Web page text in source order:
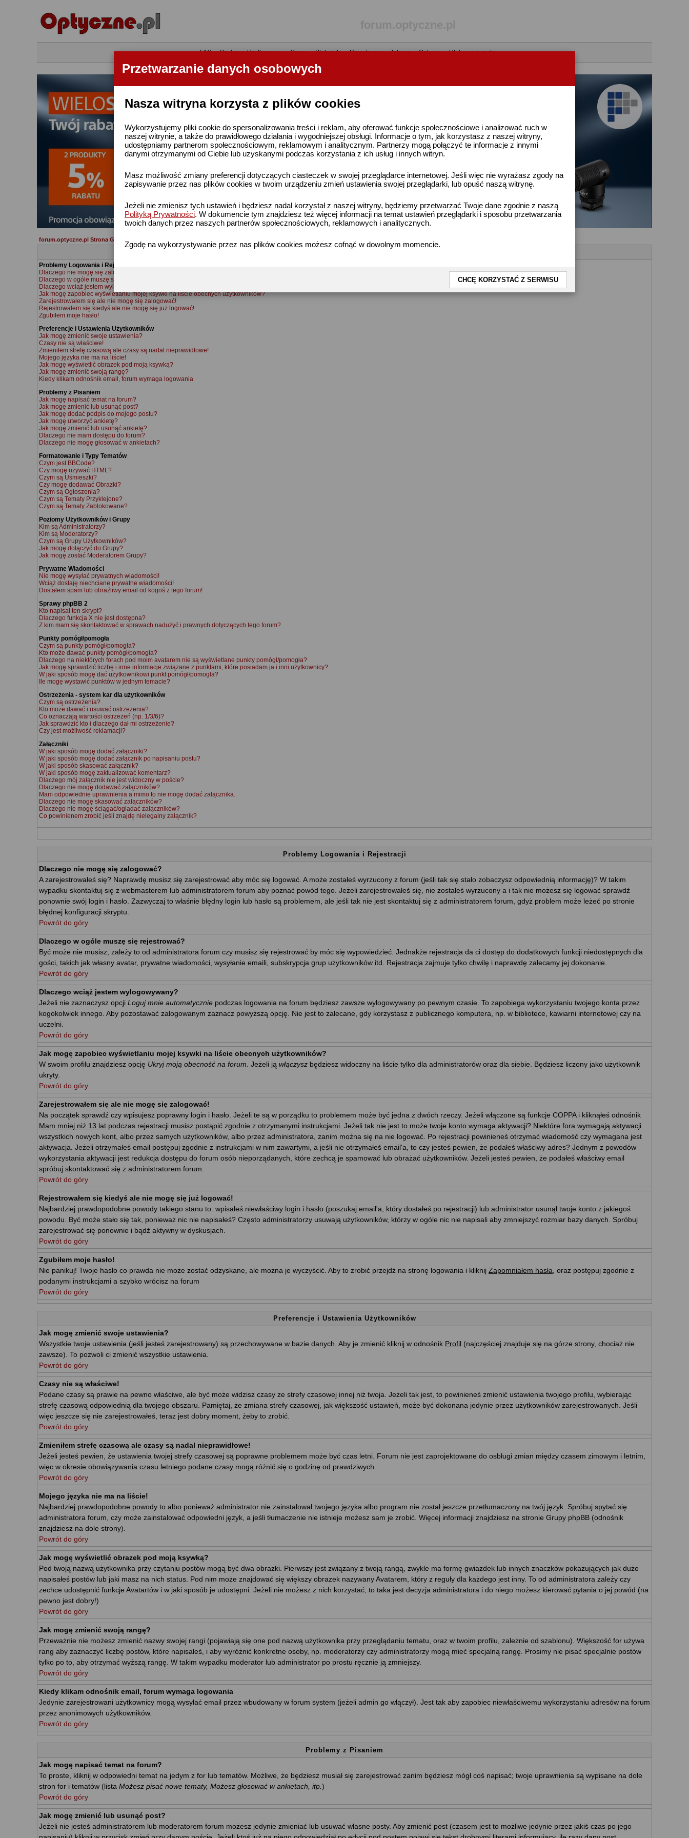
Przetwarzanie danych osobowych
Nasza witryna korzysta z plików cookies
Wykorzystujemy pliki cookie do spersonalizowania treści i reklam, aby oferować funkcje społecznościowe i analizować ruch w
naszej witrynie, a także do prawidłowego działania i wygodniejszej obsługi. Informacje o tym, jak korzystasz z naszej witryny,
udostępniamy partnerom społecznościowym, reklamowym i analitycznym. Partnerzy mogą połączyć te informacje z innymi
danymi otrzymanymi od Ciebie lub uzyskanymi podczas korzystania z ich usług i innych witryn.
Masz możliwość zmiany preferencji dotyczących ciasteczek w swojej przeglądarce internetowej. Jeśli więc nie wyrażasz zgody na
zapisywanie przez nas plików cookies w twoim urządzeniu zmień ustawienia swojej przeglądarki, lub opuść naszą witrynę.
Jeżeli nie zmienisz tych ustawień i będziesz nadal korzystał z naszej witryny, będziemy przetwarzać Twoje dane zgodnie z naszą
Polityką Prywatności. W dokumencie tym znajdziesz też więcej informacji na temat ustawień przeglądarki i sposobu przetwarzania
twoich danych przez naszych partnerów społecznościowych, reklamowych i analitycznych.
Zgodę na wykorzystywanie przez nas plików cookies możesz cofnąć w dowolnym momencie.
CHCĘ KORZYSTAĆ Z SERWISU
•FAQ•Szukaj•Użytkownicy•Grupy•Statystyki•Rejestracja•Zaloguj•Galerie• Ulubione tematy
forum.optyczne.pl Strona Główna
Problemy Logowania i Rejestracji
Dlaczego nie mogę się zalogować?
Dlaczego w ogóle muszę się rejestrować?
Dlaczego wciąż jestem wylogowywany?
Jak mogę zapobiec wyświetlaniu mojej ksywki na liście obecnych użytkowników?
Zarejestrowałem się ale nie mogę się zalogować!
Rejestrowałem się kiedyś ale nie mogę się już logować!
Zgubiłem moje hasło!
Preferencje i Ustawienia Użytkowników
Jak mogę zmienić swoje ustawienia?
Czasy nie są właściwe!
Zmieniłem strefę czasową ale czasy są nadal nieprawidłowe!
Mojego języka nie ma na liście!
Jak mogę wyświetlić obrazek pod moją ksywką?
Jak mogę zmienić swoją rangę?
Kiedy klikam odnośnik email, forum wymaga logowania
Problemy z Pisaniem
Jak mogę napisać temat na forum?
Jak mogę zmienić lub usunąć post?
Jak mogę dodać podpis do mojego postu?
Jak mogę utworzyć ankietę?
Jak mogę zmienić lub usunąć ankietę?
Dlaczego nie mam dostępu do forum?
Dlaczego nie mogę głosować w ankietach?
Formatowanie i Typy Tematów
Czym jest BBCode?
Czy mogę używać HTML?
Czym są Uśmieszki?
Czy mogę dodawać Obrazki?
Czym są Ogłoszenia?
Czym są Tematy Przyklejone?
Czym są Tematy Zablokowane?
Poziomy Użytkowników i Grupy
Kim są Administratorzy?
Kim są Moderatorzy?
Czym są Grupy Użytkowników?
Jak mogę dołączyć do Grupy?
Jak mogę zostać Moderatorem Grupy?
Prywatne Wiadomości
Nie mogę wysyłać prywatnych wiadomości!
Wciąż dostaję niechciane prywatne wiadomości!
Dostałem spam lub obraźliwy email od kogoś z tego forum!
Sprawy phpBB 2
Kto napisał ten skrypt?
Dlaczego funkcja X nie jest dostępna?
Z kim mam się skontaktować w sprawach nadużyć i prawnych dotyczących tego forum?
Punkty pomógł/pomogła
Czym są punkty pomógł/pomogła?
Kto może dawać punkty pomógł/pomogła?
Dlaczego na niektórych forach pod moim avatarem nie są wyświetlane punkty pomógł/pomogła?
Jak mogę sprawdzić liczbę i inne informacje związane z punktami, które posiadam ja i inni użytkownicy?
W jaki sposób mogę dać użytkownikowi punkt pomógł/pomogła?
Ile mogę wystawić punktów w jednym temacie?
Ostrzeżenia - system kar dla użytkowników
Czym są ostrzeżenia?
Kto może dawać i usuwać ostrzeżenia?
Co oznaczają wartości ostrzeżeń (np. 1/3/6)?
Jak sprawdzić kto i dlaczego dał mi ostrzeżenie?
Czy jest możliwość reklamacji?
Załączniki
W jaki sposób mogę dodać załączniki?
W jaki sposób mogę dodać załącznik po napisaniu postu?
W jaki sposób skasować załącznik?
W jaki sposób mogę zaktualizować komentarz?
Dlaczego mój załącznik nie jest widoczny w poście?
Dlaczego nie mogę dodawać załączników?
Mam odpowiednie uprawnienia a mimo to nie mogę dodać załącznika.
Dlaczego nie mogę skasować załączników?
Dlaczego nie mogę ściągać/ogladać załączników?
Co powinienem zrobić jeśli znajdę nielegalny załącznik?
Problemy Logowania i Rejestracji
Dlaczego nie mogę się zalogować?
A zarejestrowałeś się? Naprawdę musisz się zarejestrować aby móc się logować. A może zostałeś wyrzucony z forum (jeśli tak się stało zobaczysz odpowiednią informację)? W takim
wypadku skontaktuj się z webmasterem lub administratorem forum aby poznać powód tego. Jeżeli zarejestrowałeś się, nie zostałeś wyrzucony a i tak nie możesz się logować sprawdź
ponownie swój login i hasło. Zazwyczaj to właśnie błędny login lub hasło są problemem, ale jeśli tak nie jest skontaktuj się z administratorem forum, gdyż problem może leżeć po stronie
błędnej konfiguracji skryptu.
Powrót do góry
Dlaczego w ogóle muszę się rejestrować?
Być może nie musisz, zależy to od administratora forum czy musisz się rejestrować by móc się wypowiedzieć. Jednakże rejestracja da ci dostęp do dodatkowych funkcji niedostępnych dla
gości, takich jak własny avatar, prywatne wiadomości, wysyłanie emaili, subskrypcja grup użytkowników itd. Rejestracja zajmuje tylko chwilę i naprawdę zalecamy jej dokonanie.
Powrót do góry
Dlaczego wciąż jestem wylogowywany?
Jeżeli nie zaznaczysz opcji Loguj mnie automatycznie podczas logowania na forum będziesz zawsze wylogowywany po pewnym czasie. To zapobiega wykorzystaniu twojego konta przez
kogokolwiek innego. Aby pozostawać zalogowanym zaznacz powyższą opcję. Nie jest to zalecane, gdy korzystasz z publicznego komputera, np. w bibliotece, kawiarni internetowej czy na
uczelni.
Powrót do góry
Jak mogę zapobiec wyświetlaniu mojej ksywki na liście obecnych użytkowników?
W swoim profilu znajdziesz opcję Ukryj moją obecność na forum . Jeżeli ją włączysz będziesz widoczny na liście tylko dla administratorów oraz dla siebie. Będziesz liczony jako użytkownik
ukryty.
Powrót do góry
Zarejestrowałem się ale nie mogę się zalogować!
Na początek sprawdź czy wpisujesz poprawny login i hasło. Jeżeli te są w porządku to problemem może być jedna z dwóch rzeczy. Jeżeli włączone są funkcje COPPA i kliknąłeś odnośnik
Mam mniej niż 13 lat podczas rejestracji musisz postąpić zgodnie z otrzymanymi instrukcjami. Jeżeli tak nie jest to może twoje konto wymaga aktywacji? Niektóre fora wymagają aktywacji
wszystkich nowych kont, albo przez samych użytkowników, albo przez administratora, zanim można się na nie logować. Po rejestracji powinieneś otrzymać wiadomość czy wymagana jest
aktywacja. Jeżeli otrzymałeś email postępuj zgodnie z instrukcjami w nim zawartymi, a jeśli nie otrzymałeś email'a, to czy jesteś pewien, że podałeś właściwy adres? Jednym z powodów
wykorzystania aktywacji jest redukcja dostępu do forum osób nieporządanych, które zechcą je spamować lub obrażać użytkowników. Jeżeli jesteś pewien, że podałeś właściwy email
spróbuj skontaktować się z administratorem forum.
Powrót do góry
Rejestrowałem się kiedyś ale nie mogę się już logować!
Najbardziej prawdopodobne powody takiego stanu to: wpisałeś niewłaściwy login i hasło (poszukaj email'a, który dostałeś po rejestracji) lub administrator usunął twoje konto z jakiegoś
powodu. Być może stało się tak, ponieważ nic nie napisałeś? Często administratorzy usuwają użytkowników, którzy w ogóle nic nie napisali aby zmniejszyć rozmiar bazy danych. Spróbuj
zarejestrować się ponownie i bądź aktywny w dyskusjach.
Powrót do góry
Zgubiłem moje hasło!
Nie panikuj! Twoje hasło co prawda nie może zostać odzyskane, ale można je wyczyścić. Aby to zrobić przejdź na stronę logowania i kliknij Zapomniałem hasła , oraz postępuj zgodnie z
podanymi instrukcjami a szybko wrócisz na forum
Powrót do góry
Preferencje i Ustawienia Użytkowników
Jak mogę zmienić swoje ustawienia?
Wszystkie twoje ustawienia (jeśli jesteś zarejestrowany) są przechowywane w bazie danych. Aby je zmienić kliknij w odnośnik Profil (najczęściej znajduje się na górze strony, chociaż nie
zawsze). To pozwoli ci zmienić wszystkie ustawienia.
Powrót do góry
Czasy nie są właściwe!
Podane czasy są prawie na pewno właściwe, ale być może widzisz czasy ze strefy czasowej innej niż twoja. Jeżeli tak jest, to powinieneś zmienić ustawienia twojego profilu, wybierając
strefę czasową odpowiednią dla twojego obszaru. Pamiętaj, że zmiana strefy czasowej, jak większość ustawień, może być dokonana jedynie przez użytkowników zarejestrowanych. Jeśli
więc jeszcze się nie zarejestrowałeś, teraz jest dobry moment, żeby to zrobić.
Powrót do góry
Zmieniłem strefę czasową ale czasy są nadal nieprawidłowe!
Jeżeli jesteś pewien, że ustawienia twojej strefy czasowej są poprawne problemem może być czas letni. Forum nie jest zaprojektowane do osbługi zmian między czasem zimowym i letnim,
więc w okresie obowiązywania czasu letniego podane czasy mogą różnić się o godzinę od prawdziwych.
Powrót do góry
Mojego języka nie ma na liście!
Najbardziej prawdopodobne powody to albo ponieważ administrator nie zainstalował twojego języka albo program nie został jeszcze przetłumaczony na twój język. Spróbuj spytać się
administratora forum, czy może zainstalować odpowiedni język, a jeśli tłumaczenie nie istnieje możesz sam je zrobić. Więcej informacji znajdziesz na stronie Grupy phpBB (odnośnik
znajdziesz na dole strony).
Powrót do góry
Jak mogę wyświetlić obrazek pod moją ksywką?
Pod twoją nazwą użytkownika przy czytaniu postów mogą być dwa obrazki. Pierwszy jest związany z twoją rangą, zwykle ma formę gwiazdek lub innych znaczków pokazujących jak dużo
napisałeś postów lub jaki masz na nich status. Pod nim może znajdować się większy obrazek nazywany Avatarem, który z reguły dla każdego jest inny. To od administratora zależy czy
zechce udostępnić funkcje Avatartów i w jaki sposób je udostępni. Jeżeli nie możesz z nich korzystać, to taka jest decyzja administratora i do niego możesz kierować pytania o jej powód (na
pewno jest dobry!)
Powrót do góry
Jak mogę zmienić swoją rangę?
Przeważnie nie możesz zmienić nazwy swojej rangi (pojawiają się one pod nazwą użytkownika przy przeglądaniu tematu, oraz w twoim profilu, zależnie od szablonu). Większość for używa
rang aby zaznaczyć liczbę postów, które napisałeś, i aby wyróżnić konkretne osoby, np. moderatorzy czy administratorzy mogą mieć specjalną rangę. Prosimy nie pisać specjalnie postów
tylko po to, aby otrzymać wyższą rangę. W takim wypadku moderator lub administrator po prostu ręcznie ją zmniejszy.
Powrót do góry
Kiedy klikam odnośnik email, forum wymaga logowania
Jedynie zarejestrowani użytkownicy mogą wysyłać email przez wbudowany w forum system (jeżeli admin go włączył). Jest tak aby zapobiec niewłaściwemu wykorzystaniu adresów na forum
przez anonimowych użytkowników.
Powrót do góry
Problemy z Pisaniem
Jak mogę napisać temat na forum?
To proste, kliknij w odpowiedni temat na jedym z for lub tematów. Możliwe, że będziesz musiał się zarejestrować zanim będziesz mógł coś napisać; twoje uprawnienia są wypisane na dole
stron for i tematów (lista Możesz pisać nowe tematy, Możesz głosować w ankietach, itp. )
Powrót do góry
Jak mogę zmienić lub usunąć post?
Jeżeli nie jesteś administratorem lub moderatorem forum możesz jedynie zmieniać lub usuwać własne posty. Aby zmienić post (czasem jest to możliwe jedynie przez jakiś czas po jego